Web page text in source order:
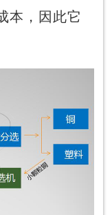
本，因此它